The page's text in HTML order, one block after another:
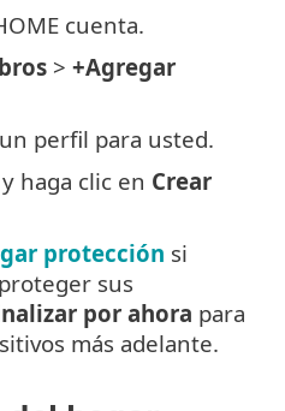
cuenta.
> +Agregar
perfil para usted.
haga clic en Crear
protección si
sus
por ahora para
más adelante.